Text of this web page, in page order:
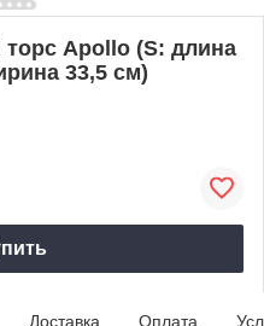
Apollo (S: длина
33,5 см)
Доставка Оплата